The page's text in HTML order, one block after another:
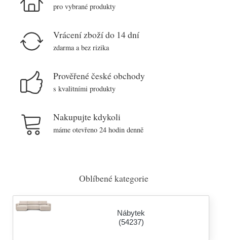
pro vybrané produkty
Vrácení zboží do 14 dní
zdarma a bez rizika
Prověřené české obchody
s kvalitními produkty
Nakupujte kdykoli
máme otevřeno 24 hodin denně
Oblíbené kategorie
Nábytek
(54237)